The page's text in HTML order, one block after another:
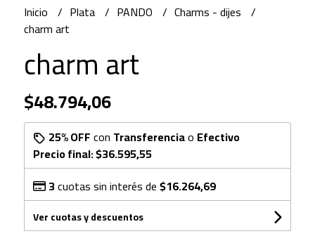
Inicio Plata PANDO
Charms - dijes
charm art
charm art
$48.794,06
25% OFFcon Transferenciao Efectivo
Precio final:$36.595,55
3cuotas sin interés de$16.264,69
Ver cuotas y descuentos